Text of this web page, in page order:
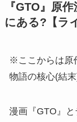
『GTO』原
にある?【ラ
※ここからは原
物語の核心(結
漫画『GTO』